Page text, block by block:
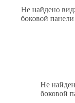
Не найдено
боковой
Не
боковой